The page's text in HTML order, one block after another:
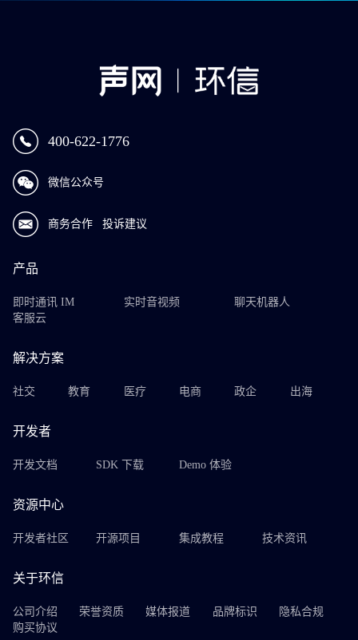
400-622-1776
微信公众号
商务合作 投诉建议
产品
即时通讯 IM 实时音视频
聊天机器人
客服云
解决方案
社交 教育 医疗 电商 政企 出海
开发者
开发文档 SDK 下载 Demo 体验
资源中心
开发者社区 开源项目 集成教程 技术资讯
关于环信
公司介绍 荣誉资质 媒体报道 品牌标识
隐私合规
购买协议